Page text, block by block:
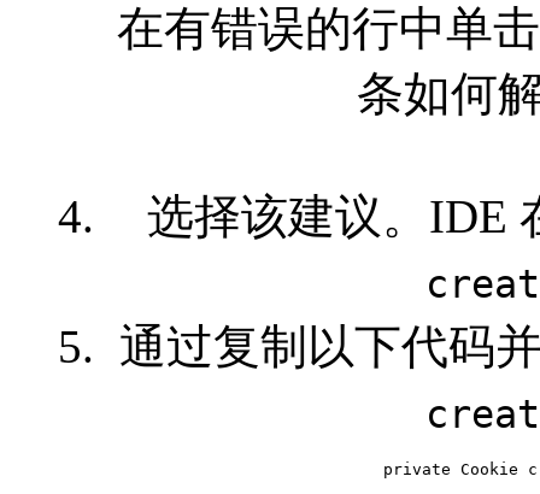
在有错误的行中单
条如何
选择该建议。IDE
通过复制以下代码
private Cookie